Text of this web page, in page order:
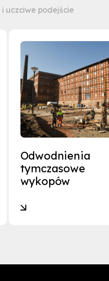
i uczciwe podejście
Odwodnienia
tymczasowe
wykopów